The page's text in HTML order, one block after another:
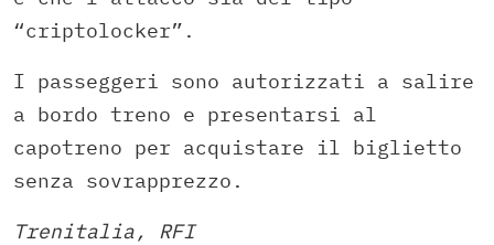
“criptolocker”.
I passeggeri sono autorizzati a salire
a bordo treno e presentarsi al
capotreno per acquistare il biglietto
senza sovrapprezzo.
Trenitalia, RFI